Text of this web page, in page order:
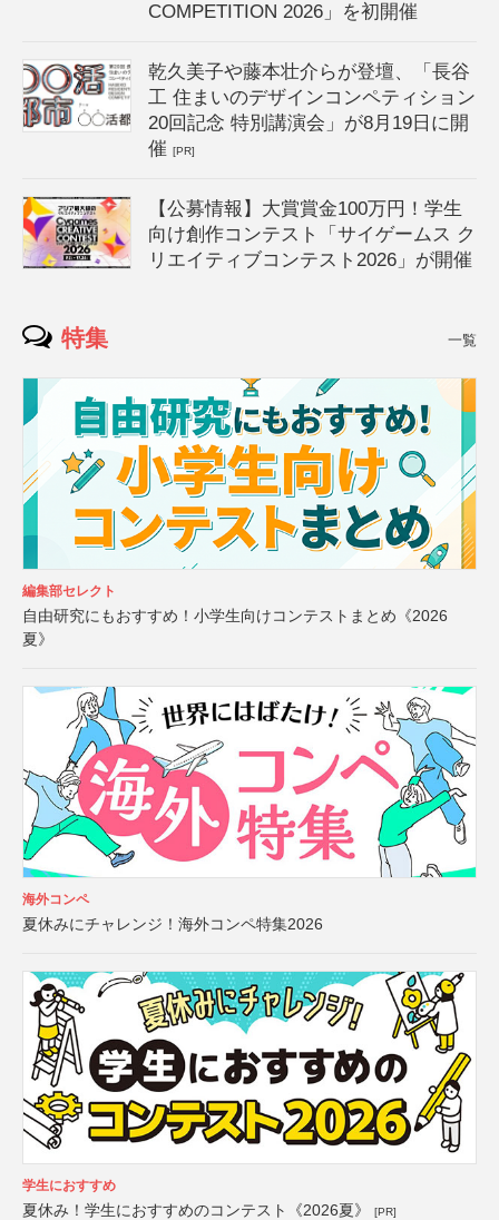
COMPETITION 2026」を初開催
乾久美子や藤本壮介らが登壇、「長谷
工 住まいのデザインコンペティション
20回記念 特別講演会」が8月19日に開
催[PR]
【公募情報】大賞賞金100万円！学生
向け創作コンテスト「サイゲームス ク
リエイティブコンテスト2026」が開催
特集 一覧
編集部セレクト
自由研究にもおすすめ！小学生向けコンテストまとめ《2026
夏》
海外コンペ
夏休みにチャレンジ！海外コンペ特集2026
学生におすすめ
夏休み！学生におすすめのコンテスト《2026夏》 [PR]